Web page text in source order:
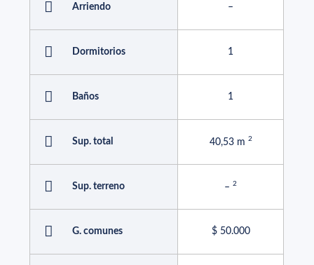
Arriendo –
Dormitorios 1
Baños 1
Sup. total 40,53 m
Sup. terreno –
G. comunes $ 50.000